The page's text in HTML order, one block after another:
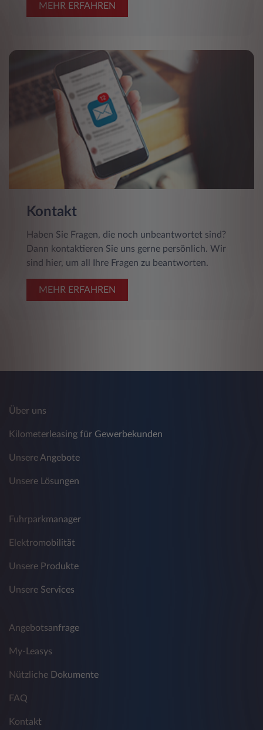
MEHR ERFAHREN
Kontakt
Haben Sie Fragen, die noch unbeantwortet sind?
Dann kontaktieren Sie uns gerne persönlich. Wir
sind hier, um all Ihre Fragen zu beantworten.
MEHR ERFAHREN
Über uns
Kilometerleasing für Gewerbekunden
Unsere Angebote
Unsere Lösungen
Fuhrparkmanager
Elektromobilität
Unsere Produkte
Unsere Services
Angebotsanfrage
My-Leasys
Nützliche Dokumente
FAQ
Kontakt